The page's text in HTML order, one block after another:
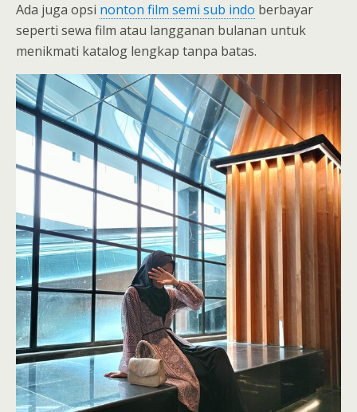
Ada juga opsi nonton film semi sub indo berbayar
seperti sewa film atau langganan bulanan untuk
menikmati katalog lengkap tanpa batas.